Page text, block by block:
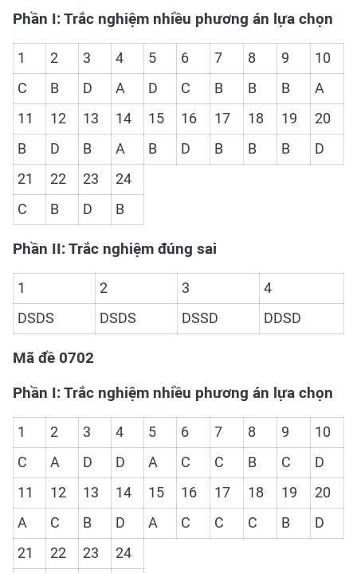
Phần I: Trắc nghiệm nhiều phương án lựa chọn
1 2 3 4 5 6 7 8 9
10
C
B D A D C B B B
A
11
12 13 14 15 16 17 18 19
20
B
D B A B D B B B
D
21
22 23
24
C
B D B
Phần II: Trắc nghiệm đúng sai
1 2 3
4
DSDS
DSDS DSSD DDSD
Mã đề 0702
Phần I: Trắc nghiệm nhiều phương án lựa chọn
1 2 3 4 5 6 7 8 9
10
C
A D D A C C B C
D
11
12 13 14 15 16 17 18 19
20
A
C B D A C C C B
D
21
22 23
24